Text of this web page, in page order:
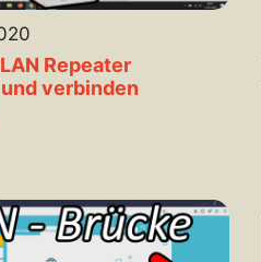
Repeater
verbinden